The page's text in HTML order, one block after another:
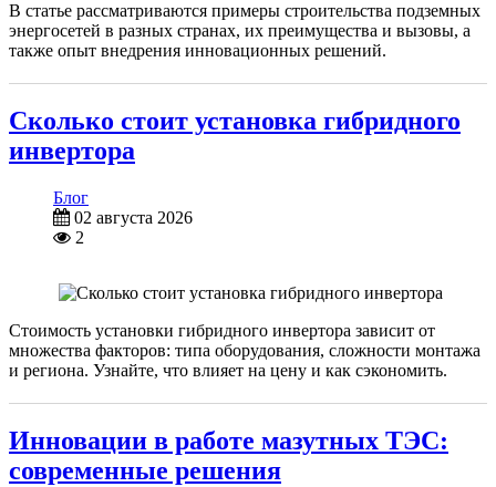
В статье рассматриваются примеры строительства подземных
энергосетей в разных странах, их преимущества и вызовы, а
также опыт внедрения инновационных решений.
Сколько стоит установка гибридного
инвертора
Блог
02 августа 2026
2
Стоимость установки гибридного инвертора зависит от
множества факторов: типа оборудования, сложности монтажа
и региона. Узнайте, что влияет на цену и как сэкономить.
Инновации в работе мазутных ТЭС:
современные решения